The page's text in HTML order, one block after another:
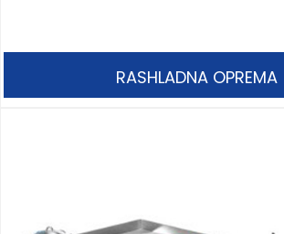
RASHLADNA OPREMA